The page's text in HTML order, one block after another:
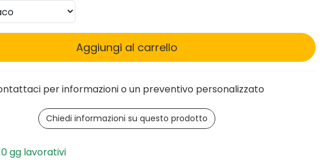
Aggiungi al carrello
per informazioni o un preventivo personalizzato
Chiedi informazioni su questo prodotto
gg lavorativi